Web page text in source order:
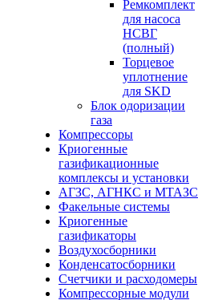
Ремкомплект
для насоса
НСВГ
(полный)
Торцевое
уплотнение
для SKD
Блок одоризации
газа
Компрессоры
Криогенные
газификационные
комплексы и установки
АГЗС, АГНКС и МТАЗС
Факельные системы
Криогенные
газификаторы
Воздухосборники
Конденсатосборники
Счетчики и расходомеры
Компрессорные модули